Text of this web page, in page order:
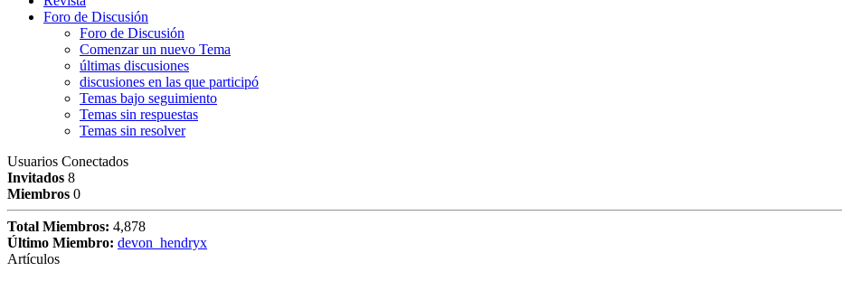
Foro de Discusión
Foro de Discusión
Comenzar un nuevo Tema
últimas discusiones
discusiones en las que participó
Temas bajo seguimiento
Temas sin respuestas
Temas sin resolver
Usuarios Conectados
Invitados 8
Miembros 0
Total Miembros: 4,878
Último Miembro: devon_hendryx
Artículos